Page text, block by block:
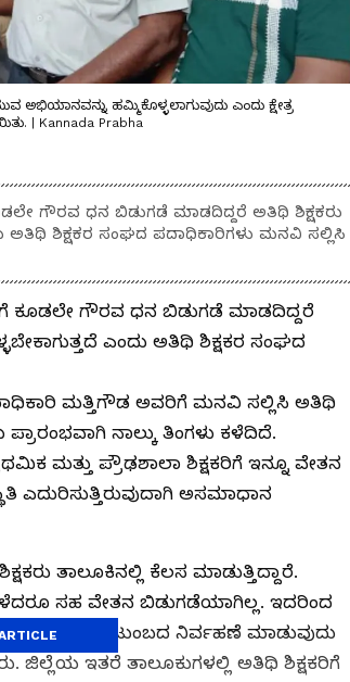
ಅಭಿಯಾನವನ್ನು ಹಮ್ಮಿಕೊಳ್ಳಲಾಗುವುದು ಎಂದು ಕ್ಷೇತ್ರ
| Kannada Prabha
ಗೌರವ ಧನ ಬಿಡುಗಡೆ ಮಾಡದಿದ್ದರೆ ಅತಿಥಿ ಶಿಕ್ಷಕರು
ಶಿಕ್ಷಕರ ಸಂಘದ ಪದಾಧಿಕಾರಿಗಳು ಮನವಿ ಸಲ್ಲಿಸಿ
ಕೂಡಲೇ ಗೌರವ ಧನ ಬಿಡುಗಡೆ ಮಾಡದಿದ್ದರೆ
ಎಂದು ಅತಿಥಿ ಶಿಕ್ಷಕರ ಸಂಘದ
ಮತ್ತಿಗೌಡ ಅವರಿಗೆ ಮನವಿ ಸಲ್ಲಿಸಿ ಅತಿಥಿ
ನಾಲ್ಕು ತಿಂಗಳು ಕಳೆದಿದೆ.
ಮತ್ತು ಪ್ರೌಢಶಾಲಾ ಶಿಕ್ಷಕರಿಗೆ ಇನ್ನೂ ವೇತನ
ಎದುರಿಸುತ್ತಿರುವುದಾಗಿ ಅಸಮಾಧಾನ
ತಾಲೂಕಿನಲ್ಲಿ ಕೆಲಸ ಮಾಡುತ್ತಿದ್ದಾರೆ.
ಸಹ ವೇತನ ಬಿಡುಗಡೆಯಾಗಿಲ್ಲ. ಇದರಿಂದ
ಶಿಕ್ಷಕರು ಕುಟುಂಬದ ನಿರ್ವಹಣೆ ಮಾಡುವುದು
ಜಿಲ್ಲೆಯ ಇತರೆ ತಾಲೂಕುಗಳಲ್ಲಿ ಅತಿಥಿ ಶಿಕ್ಷಕರಿಗೆ